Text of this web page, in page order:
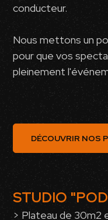
conducteur.
Nous mettons un
pour que vos
pleinement
DÉCOUVRIR NOS
STUDIO
> Plateau de 30m2